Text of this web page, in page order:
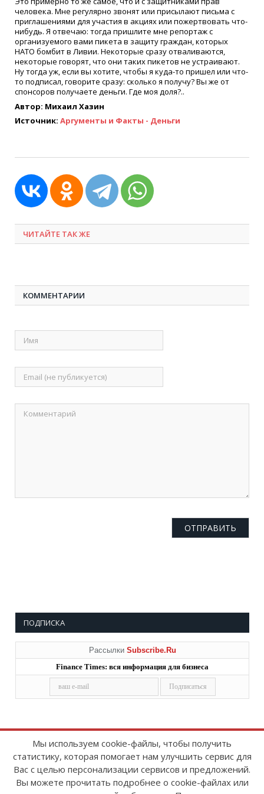
человека. Мне регулярно звонят или присылают письма с
приглашениями для участия в акциях или пожертвовать что-
нибудь. Я отвечаю: тогда пришлите мне репортаж с
организуемого вами пикета в защиту граждан, которых
НАТО бомбит в Ливии. Некоторые сразу отваливаются,
некоторые говорят, что они таких пикетов не устраивают.
Ну тогда уж, если вы хотите, чтобы я куда-то пришел или что-
то подписал, говорите сразу: сколько я получу? Вы же от
спонсоров получаете деньги. Где моя доля?..
Автор: Михаил Хазин
Источник: Аргументы и Факты - Деньги
ЧИТАЙТЕ ТАК ЖЕ
КОММЕНТАРИИ
ПОДПИСКА
Рассылки Subscribe.Ru
Finance Times: вся информация для бизнеса
Copyright © 2008-2026FinanceTimes
Зарегистрировано в Роскомнадзоре
Свидетельство о регистрации СМИ:
Мы используем cookie-файлы, чтобы получить
статистику, которая помогает нам улучшить сервис для
Вас с целью персонализации сервисов и предложений.
Вы можете прочитать подробнее о cookie-файлах или